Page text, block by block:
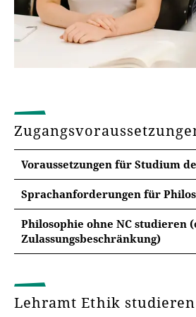
Voraussetzungen für Studium
Sprachanforderungen für
Sprachvoraussetzungen im
Philosophiestudium
Für das Studium sind Kenntnisse
(Griechisch und Latein) von Vorteil.
Philosophie ohne NC studieren
Zulassungsbeschränkung)
Zurzeit ist
Numerus clausus) für Philosophie
erwarten. Starten Sie Ihr Studium
Lehramt Ethik